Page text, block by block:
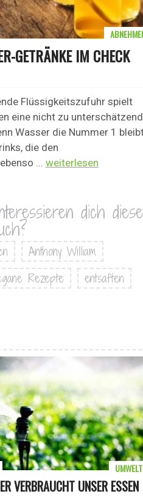
GETRÄNKE IM CHECK
Flüssigkeitszufuhr spielt
eine nicht zu
Wasser die Nummer 1
die den
... weiterlesen
dich diese
Anthony William
Rezepte entsaften
VERBRAUCHT UNSER ESSEN
UMWELT